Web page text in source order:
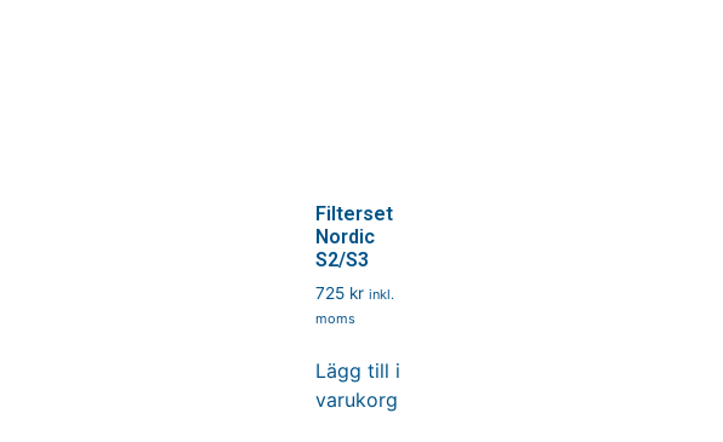
Filterset
Nordic
S2/S3
725 kr inkl.
moms
Lägg till i
varukorg